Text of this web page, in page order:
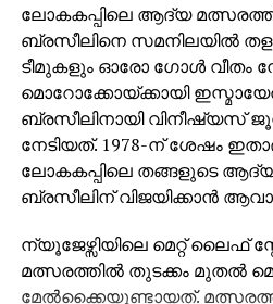
ലോകകപ്പിലെ ആദ്യ
ബ്രസീലിനെ സമനിലയില്‍
ടീമുകളും ഓരോ ഗോള്‍ വീതം
മൊറോക്കോയ്ക്കായി
ബ്രസീലിനായി
നേടിയത്. 1978-ന് ശേഷം
ലോകകപ്പിലെ തങ്ങളുടെ
ബ്രസീലിന് വിജയിക്കാന്‍
ന്യൂജേഴ്സിയിലെ മെറ്റ് ലൈഫ്
മത്സരത്തില്‍ തുടക്കം മുതല്‍
മേല്‍ക്കൈയുണ്ടായത്.